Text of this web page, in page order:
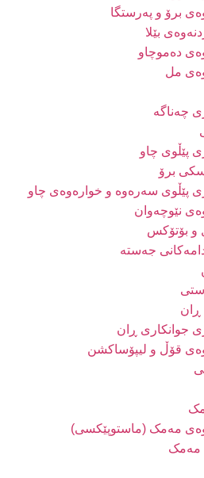
برۆ و پەرستگا
بێلا
دەموچاو
مل
چەناگە
پێڵوی چاو
برۆ
پێڵوی سەرەوە و خوارەوەی چاو
نێوچەوان
بۆتۆکس
جەستە
جوانکاری ڕان
قۆڵ و لیپۆساکشن
مەمک (ماستوپێکسی)